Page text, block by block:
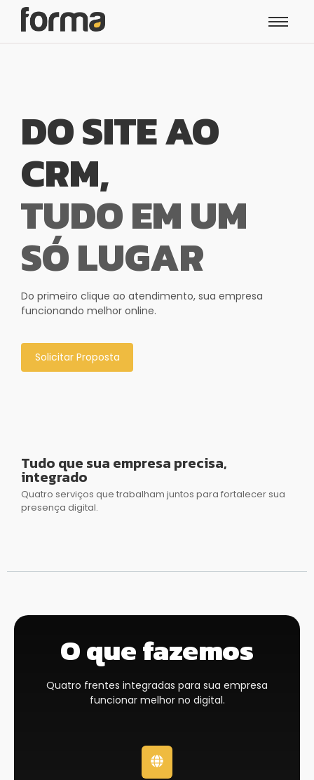
DO SITE AO
CRM,
TUDO EM UM
SÓ LUGAR
Do primeiro clique ao atendimento, sua empresa
funcionando melhor online.
Solicitar Proposta
Tudo que sua empresa precisa,
integrado
Quatro serviços que trabalham juntos para fortalecer sua
presença digital.
O que fazemos
Quatro frentes integradas para sua empresa
funcionar melhor no digital.